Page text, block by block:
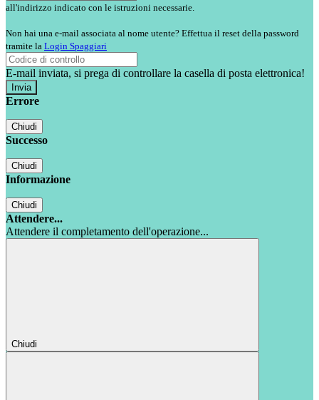
all'indirizzo indicato con le istruzioni necessarie.
Non hai una e-mail associata al nome utente? Effettua il reset della password
tramite la Login Spaggiari
E-mail inviata, si prega di controllare la casella di posta elettronica!
Errore
Chiudi
Successo
Chiudi
Informazione
Chiudi
Attendere...
Attendere il completamento dell'operazione...
Chiudi